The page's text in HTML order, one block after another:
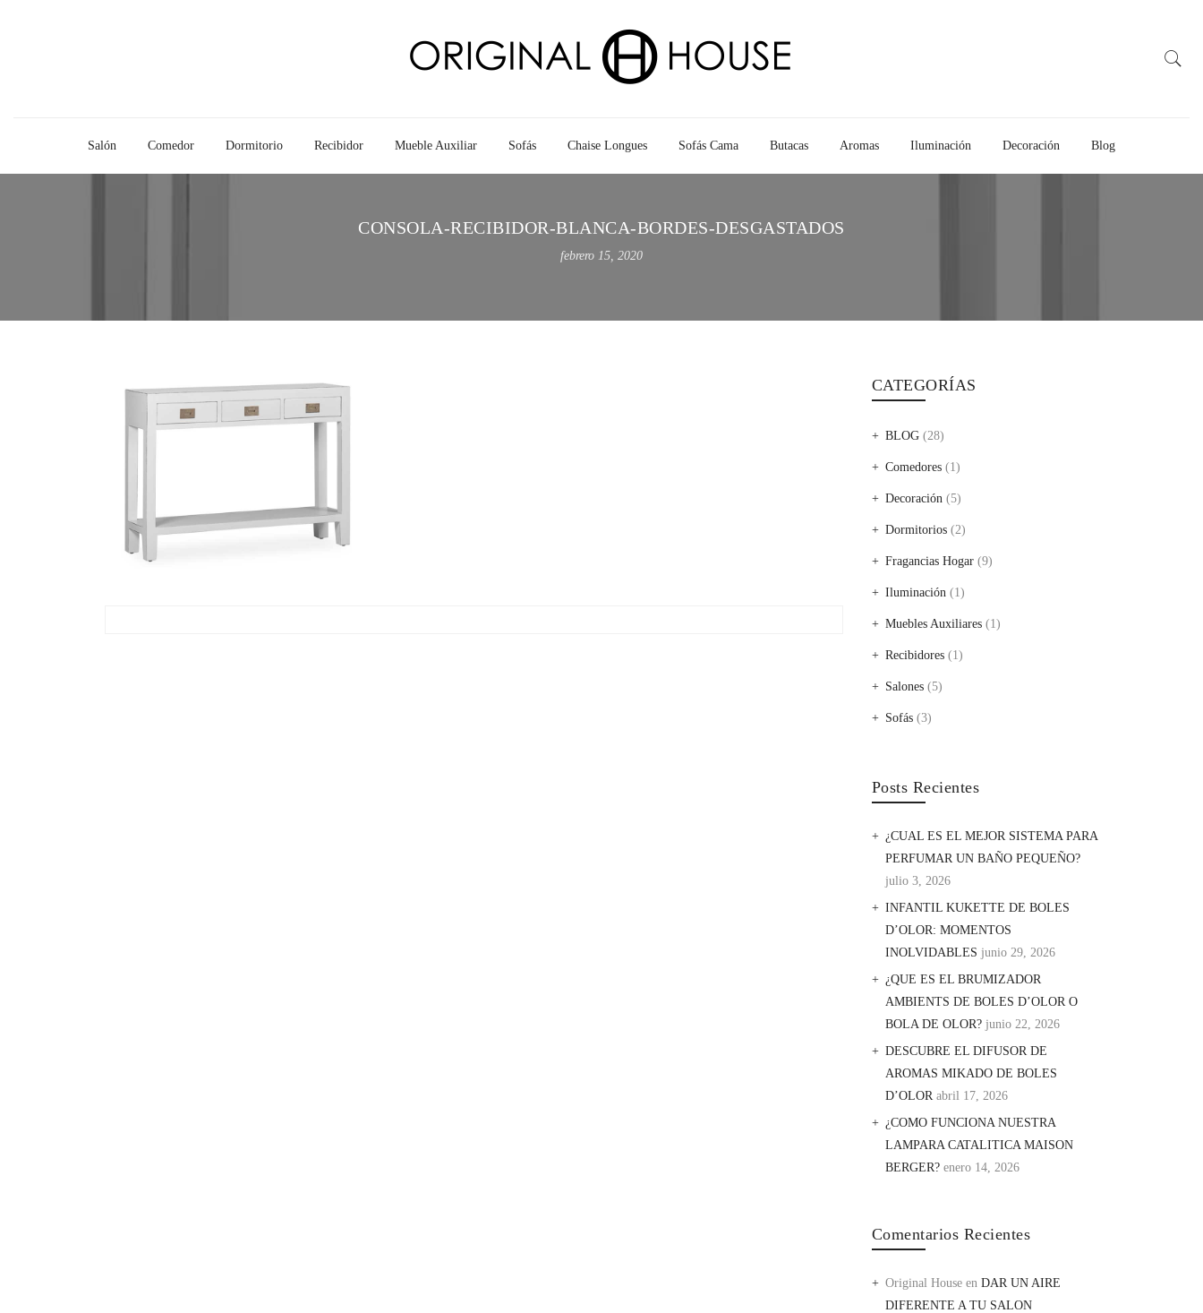
Salón Comedor Dormitorio Recibidor Mueble Auxiliar Sofás Chaise Longues Sofás Cama Butacas Aromas Iluminación Decoración Blog
CONSOLA-RECIBIDOR-BLANCA-BORDES-DESGASTADOS
febrero 15, 2020
CATEGORÍAS
BLOG(28)
Comedores(1)
Decoración(5)
Dormitorios(2)
Fragancias Hogar(9)
Iluminación(1)
Muebles Auxiliares(1)
Recibidores(1)
Salones(5)
Sofás(3)
Posts Recientes
¿CUAL ES EL MEJOR SISTEMA PARA
PERFUMAR UN BAÑO PEQUEÑO?
julio 3, 2026
INFANTIL KUKETTE DE BOLES
D’OLOR: MOMENTOS
INOLVIDABLES junio 29, 2026
¿QUE ES EL BRUMIZADOR
AMBIENTS DE BOLES D’OLOR O
BOLA DE OLOR? junio 22, 2026
DESCUBRE EL DIFUSOR DE
AROMAS MIKADO DE BOLES
D’OLOR abril 17, 2026
¿COMO FUNCIONA NUESTRA
LAMPARA CATALITICA MAISON
BERGER? enero 14, 2026
Comentarios Recientes
Original Houseen DAR UN AIRE
DIFERENTE A TU SALON